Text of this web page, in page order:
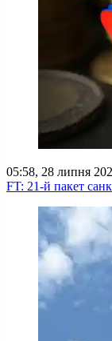
05:58, 28 липня
FT: 21-й пакет